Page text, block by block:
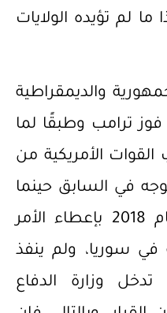
ما لم تؤيده الولايات
والديمقراطية
ترامب وطبقًا لما
الأمريكية من
في السابق حينما
قام في 19 ديسمبر عام 2018 بإعطاء الأمر
في سوريا، ولم ينفذ
وزارة الدفاع